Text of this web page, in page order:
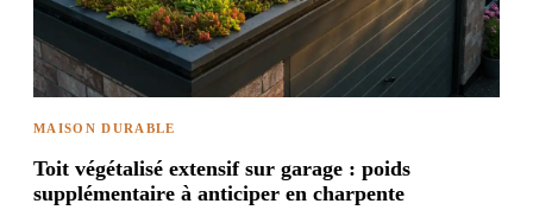
MAISON DURABLE
Toit végétalisé extensif sur garage : poids
supplémentaire à anticiper en charpente